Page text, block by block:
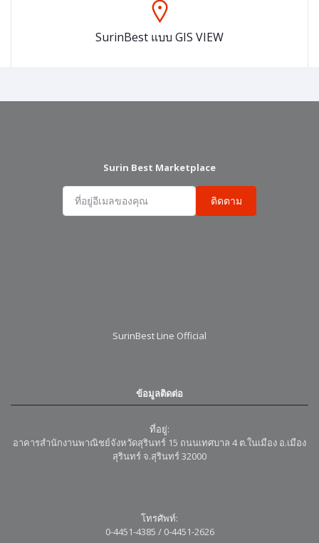
SurinBest แบบ GIS VIEW
Surin Best Marketplace
ติดตาม
SurinBest Line Official
ข้อมูลติดต่อ
ที่อยู่:
อาคารสำนักงานพาณิชย์จังหวัดสุรินทร์ 15 ถนนเทศบาล 4 ต.ในเมือง อ.เมือง
สุรินทร์ จ.สุรินทร์ 32000
โทรศัพท์:
0-4451-4385 / 0-4451-2626